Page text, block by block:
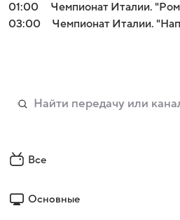
01:00
Чемпионат Италии.
03:00
Чемпионат Италии.
Все
Основные